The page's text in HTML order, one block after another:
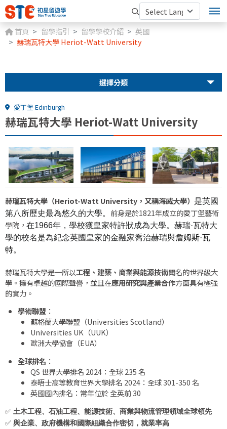
首頁 留學指引 留學學校介紹
英國
赫瑞瓦特大學 Heriot-Watt University
選擇分類
愛丁堡 Edinburgh
赫瑞瓦特大學 Heriot-Watt University
赫瑞瓦特大學（Heriot-Watt University，又稱海威大學） 是英國
第八所歷史最為悠久的大學。 前身是於1821年成立的愛丁堡藝術
學院， 在1966年，學校獲皇家特許狀成為大學。赫瑞·瓦特大
學的校名是為紀念英國皇家的金融家喬治赫瑞與詹姆斯·瓦
特。
赫瑞瓦特大學是一所以工程、建築、商業與能源技術聞名的世界級大
學。擁有卓越的國際聲譽，並且在應用研究與產業合作方面具有極強
的實力。
學術聯盟 ：
蘇格蘭大學聯盟（Universities Scotland）
Universities UK （UUK）
歐洲大學協會（EUA）
全球排名 ：
QS世界大學排名 2024 ：全球235名
泰晤士高等教育世界大學排名 2024 ：全球301-350名
英國國內排名：常年位於 全英前30
✅ 土木工程、石油工程、能源技術、商業與物流管理領域全球領先
✅ 與企業、政府機構和國際組織合作密切，就業率高